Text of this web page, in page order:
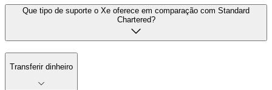
Que tipo de suporte o Xe oferece em comparação com Standard
Chartered?
Transferir dinheiro